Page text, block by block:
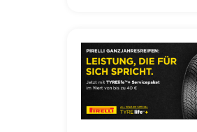
15 Zoll 4 Bridgestone
= 20 € Prämie 2
Reifen = 10 € Prämie Reifen ab 18 Zoll 4
Bridgestone DRIVE
Prämie 2 Bridgestone